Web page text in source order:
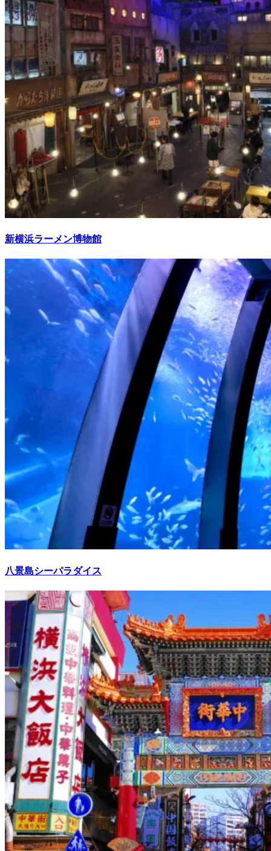
新横浜ラーメン博物館
八景島シーパラダイス